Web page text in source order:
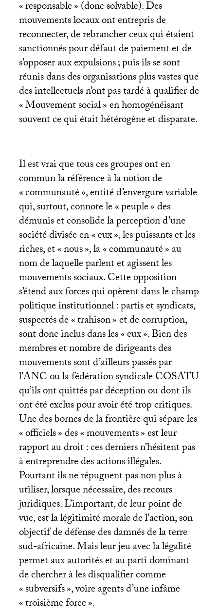
«responsable» (donc solvable). Des
mouvements locaux ont entrepris de
reconnecter, de rebrancher ceux qui étaient
sanctionnés pour défaut de paiement et de
s’opposer aux expulsions; puis ils se sont
réunis dans des organisations plus vastes que
des intellectuels n’ont pas tardé à qualifier de
«Mouvement social» en homogénéisant
souvent ce qui était hétérogène et disparate.
Il est vrai que tous ces groupes ont en
commun la référence à la notion de
«communauté», entité d’envergure variable
qui, surtout, connote le «peuple» des
démunis et consolide la perception d’une
société divisée en «eux», les puissants et les
riches, et «nous», la «communauté» au
nom de laquelle parlent et agissent les
mouvements sociaux. Cette opposition
s’étend aux forces qui opèrent dans le champ
politique institutionnel : partis et syndicats,
suspectés de «trahison» et de corruption,
sont donc inclus dans les «eux». Bien des
membres et nombre de dirigeants des
mouvements sont d’ailleurs passés par
l’ANCou la fédération syndicaleCOSATU
qu’ils ont quittés par déception ou dont ils
ont été exclus pour avoir été trop critiques.
Une des bornes de la frontière qui sépare les
«officiels» des «mouvements» est leur
rapport au droit : ces derniers n’hésitent pas
à entreprendre des actions illégales.
Pourtant ils ne répugnent pas non plus à
utiliser, lorsque nécessaire, des recours
juridiques. L’important, de leur point de
vue, est la légitimité morale de l’action, son
objectif de défense des damnés de la terre
sud-africaine. Mais leur jeu avec la légalité
permet aux autorités et au parti dominant
de chercher à les disqualifier comme
«subversifs», voire agents d’une infâme
«troisième force».